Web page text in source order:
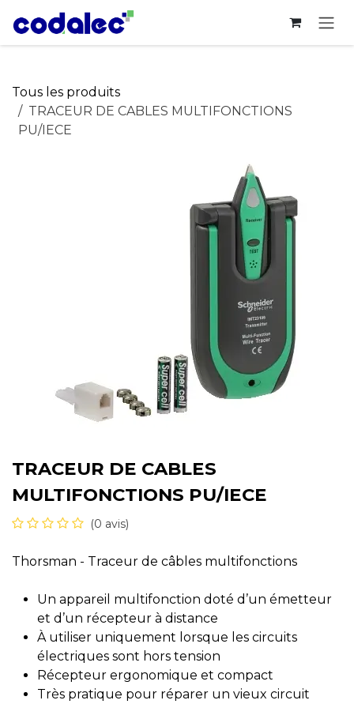
Se rendre au contenu
Tous les produits
TRACEUR DE CABLES MULTIFONCTIONS
PU/IECE
TRACEUR DE CABLES
MULTIFONCTIONS PU/IECE
(0 avis)
Thorsman - Traceur de câbles multifonctions
Un appareil multifonction doté d’un émetteur
et d’un récepteur à distance
À utiliser uniquement lorsque les circuits
électriques sont hors tension
Récepteur ergonomique et compact
Très pratique pour réparer un vieux circuit